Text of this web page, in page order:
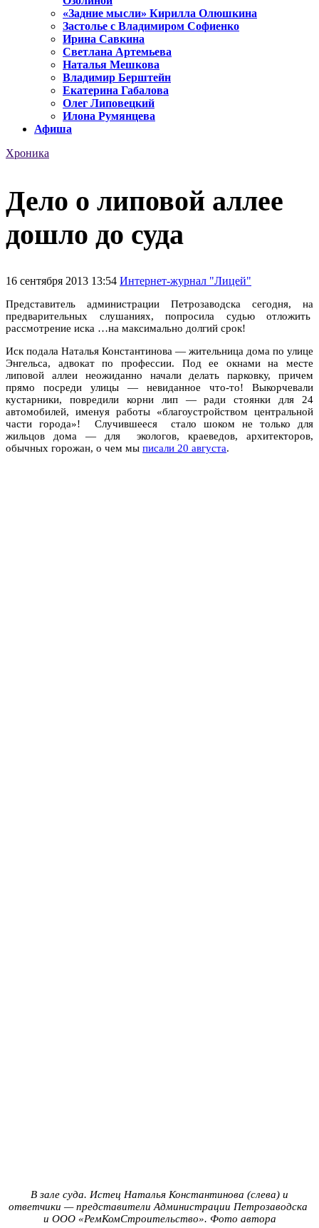
«Задние мысли» Кирилла Олюшкина
Застолье с Владимиром Софиенко
Ирина Савкина
Светлана Артемьева
Наталья Мешкова
Владимир Берштейн
Екатерина Габалова
Олег Липовецкий
Илона Румянцева
Афиша
Хроника
Дело о липовой аллее
дошло до суда
16 сентября 2013 13:54 Интернет-журнал "Лицей"
Представитель администрации Петрозаводска сегодня, на
предварительных слушаниях, попросила судью отложить
рассмотрение иска …на максимально долгий срок!
Иск подала Наталья Константинова — жительница дома по улице
Энгельса, адвокат по профессии. Под ее окнами на месте
липовой аллеи неожиданно начали делать парковку, причем
прямо посреди улицы — невиданное что-то! Выкорчевали
кустарники, повредили корни лип — ради стоянки для 24
автомобилей, именуя работы «благоустройством центральной
части города»! Случившееся стало шоком не только для
жильцов дома — для экологов, краеведов, архитекторов,
обычных горожан, о чем мы писали 20 августа.
В зале суда. Истец Наталья Константинова (слева) и
ответчики — представители Администрации Петрозаводска
и ООО «РемКомСтроительство». Фото автора